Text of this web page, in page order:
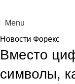
Menu
Новости Форекс
Вместо
символы,